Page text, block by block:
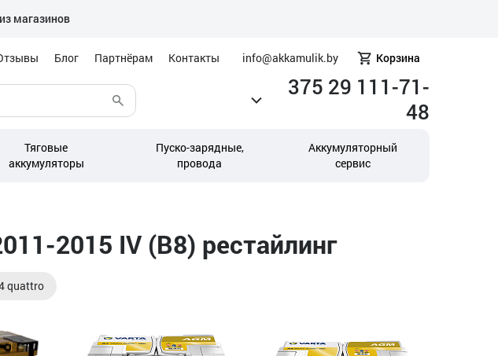
магазинов
Блог Партнёрам Контакты info@akkamulik.by Корзина
375 29 111-71-
48
Тяговые
аккумуляторы
Пуско-зарядные,
провода
Аккумуляторный
сервис
2015 IV (B8) рестайлинг
quattro